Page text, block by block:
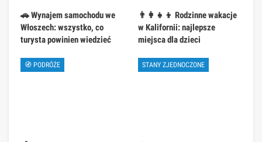
🚗 Wynajem samochodu we
Włoszech: wszystko, co
turysta powinien wiedzieć
👨‍👩‍👧‍👦 Rodzinne wakacje
w Kalifornii: najlepsze
miejsca dla dzieci
🧭 PODRÓŻE STANY ZJEDNOCZONE